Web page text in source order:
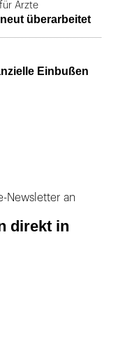
Ärzte
überarbeitet
Einbußen
Newsletter an
direkt in